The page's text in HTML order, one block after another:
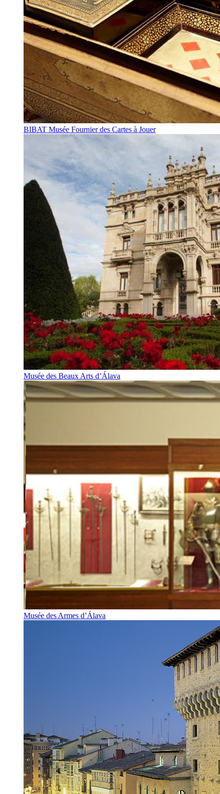
BIBAT Musée Fournier des Cartes à Jouer
Musée des Beaux Arts d’Álava
Musée des Armes d’Álava